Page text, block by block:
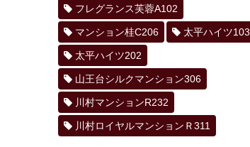
フレグランス芙蓉A102
マンション桂C206 太平ハイツ103
太平ハイツ202
山王台シルクマンション306
川村マンションR232
川村ロイヤルマンションＲ311